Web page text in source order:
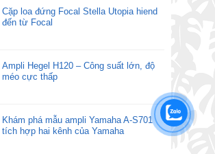
Cặp loa đứng Focal Stella Utopia hiend
đến từ Focal
Ampli Hegel H120 – Công suất lớn, độ
méo cực thấp
Khám phá mẫu ampli Yamaha A-S701
tích hợp hai kênh của Yamaha